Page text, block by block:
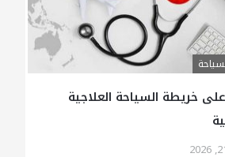
خريطة السياحة العلاجية